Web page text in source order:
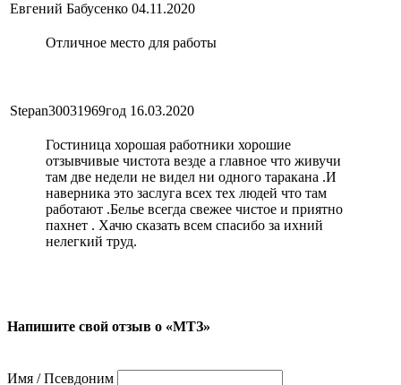
Евгений Бабусенко 04.11.2020
Отличное место для работы
Stepan30031969год 16.03.2020
Гостиница хорошая работники хорошие
отзывчивые чистота везде а главное что живучи
там две недели не видел ни одного таракана .И
наверника это заслуга всех тех людей что там
работают .Белье всегда свежее чистое и приятно
пахнет . Хачю сказать всем спасибо за ихний
нелегкий труд.
Напишите свой отзыв о «МТЗ»
Имя / Псевдоним